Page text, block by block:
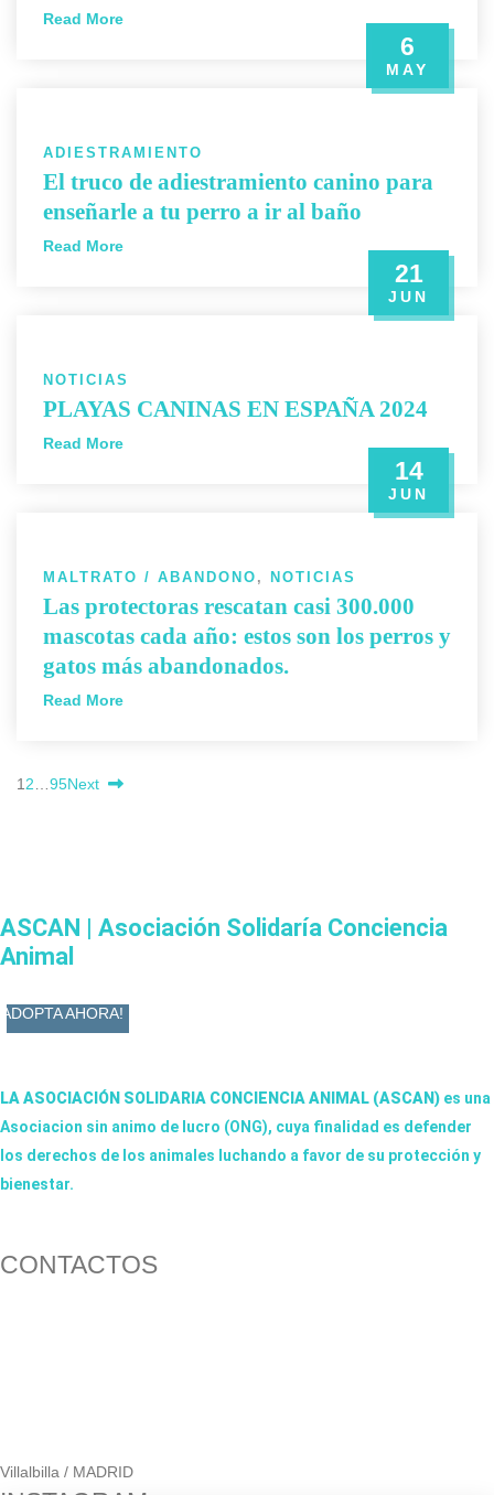
Read More
6
MAY
ADIESTRAMIENTO
El truco de adiestramiento canino para
enseñarle a tu perro a ir al baño
Read More
21
JUN
NOTICIAS
PLAYAS CANINAS EN ESPAÑA 2024
Read More
14
JUN
MALTRATO / ABANDONO , NOTICIAS
Las protectoras rescatan casi 300.000
mascotas cada año: estos son los perros y
gatos más abandonados.
Read More
1 2 95Next
ASCAN | Asociación Solidaría Conciencia
Animal
ADOPTA AHORA!
LA ASOCIACIÓN SOLIDARIA CONCIENCIA ANIMAL (ASCAN) es una
Asociacion sin animo de lucro (ONG), cuya finalidad es defender
los derechos de los animales luchando a favor de su protección y
bienestar.
CONTACTOS
Villalbilla / MADRID